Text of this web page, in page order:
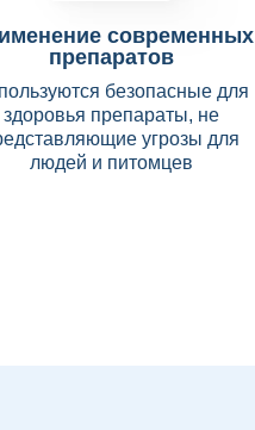
современных
препаратов
безопасные для
здоровья препараты, не
угрозы для
людей и питомцев